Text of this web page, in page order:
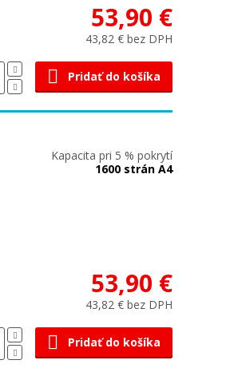
53,90 €
43,82 € bez DPH
Pridať do košíka
Kapacita pri 5 % pokrytí
1600 strán A4
53,90 €
43,82 € bez DPH
Pridať do košíka